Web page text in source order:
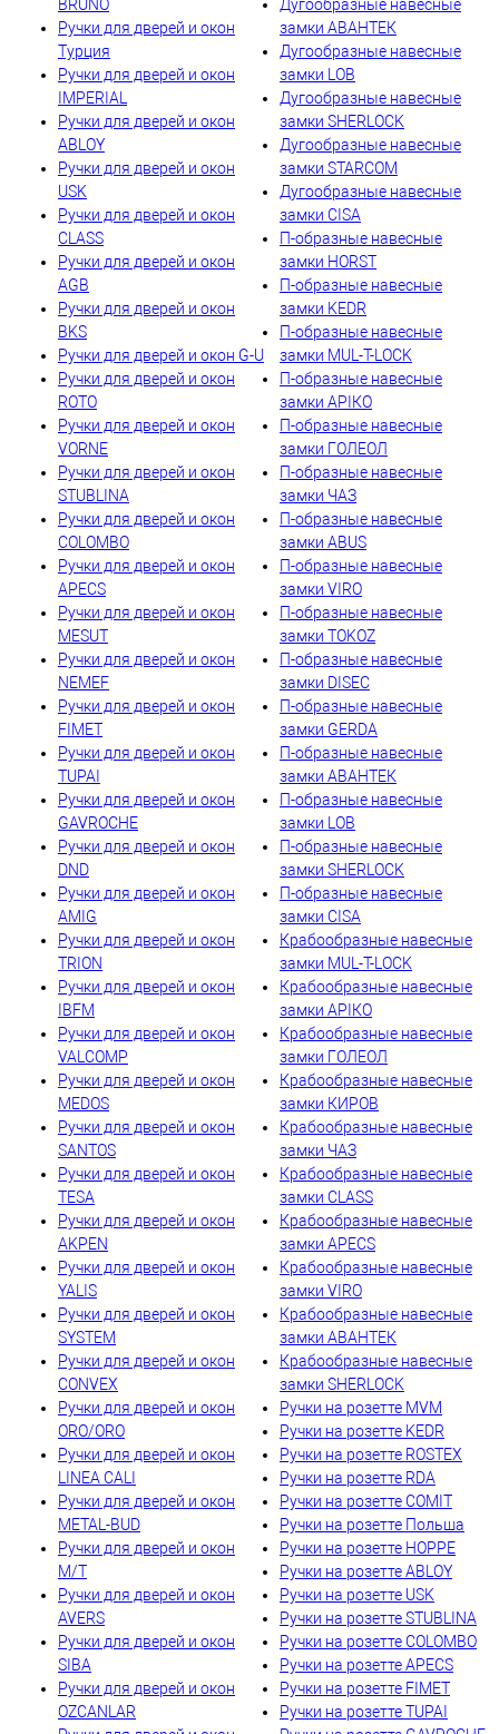
BRUNO
Ручки для дверей и окон
Турция
Ручки для дверей и окон
IMPERIAL
Ручки для дверей и окон
ABLOY
Ручки для дверей и окон
USK
Ручки для дверей и окон
CLASS
Ручки для дверей и окон
AGB
Ручки для дверей и окон
BKS
Ручки для дверей и окон G-U
Ручки для дверей и окон
ROTO
Ручки для дверей и окон
VORNE
Ручки для дверей и окон
STUBLINA
Ручки для дверей и окон
COLOMBO
Ручки для дверей и окон
APECS
Ручки для дверей и окон
MESUT
Ручки для дверей и окон
NEMEF
Ручки для дверей и окон
FIMET
Ручки для дверей и окон
TUPAI
Ручки для дверей и окон
GAVROCHE
Ручки для дверей и окон
DND
Ручки для дверей и окон
AMIG
Ручки для дверей и окон
TRION
Ручки для дверей и окон
IBFM
Ручки для дверей и окон
VALCOMP
Ручки для дверей и окон
MEDOS
Ручки для дверей и окон
SANTOS
Ручки для дверей и окон
TESA
Ручки для дверей и окон
AKPEN
Ручки для дверей и окон
YALIS
Ручки для дверей и окон
SYSTEM
Ручки для дверей и окон
CONVEX
Ручки для дверей и окон
ORO/ORO
Ручки для дверей и окон
LINEA CALI
Ручки для дверей и окон
METAL-BUD
Ручки для дверей и окон
M/T
Ручки для дверей и окон
AVERS
Ручки для дверей и окон
SIBA
Ручки для дверей и окон
OZCANLAR
Дугообразные навесные
замки АВАНТЕК
Дугообразные навесные
замки LOB
Дугообразные навесные
замки SHERLOCK
Дугообразные навесные
замки STARCOM
Дугообразные навесные
замки CISA
П-образные навесные
замки HORST
П-образные навесные
замки KEDR
П-образные навесные
замки MUL-T-LOCK
П-образные навесные
замки АРІКО
П-образные навесные
замки ГОЛЕОЛ
П-образные навесные
замки ЧАЗ
П-образные навесные
замки ABUS
П-образные навесные
замки VIRO
П-образные навесные
замки TOKOZ
П-образные навесные
замки DISEC
П-образные навесные
замки GERDA
П-образные навесные
замки АВАНТЕК
П-образные навесные
замки LOB
П-образные навесные
замки SHERLOCK
П-образные навесные
замки CISA
Крабообразные навесные
замки MUL-T-LOCK
Крабообразные навесные
замки АРІКО
Крабообразные навесные
замки ГОЛЕОЛ
Крабообразные навесные
замки КИРОВ
Крабообразные навесные
замки ЧАЗ
Крабообразные навесные
замки CLASS
Крабообразные навесные
замки APECS
Крабообразные навесные
замки VIRO
Крабообразные навесные
замки АВАНТЕК
Крабообразные навесные
замки SHERLOCK
Ручки на розетте MVM
Ручки на розетте KEDR
Ручки на розетте ROSTEX
Ручки на розетте RDA
Ручки на розетте COMIT
Ручки на розетте Польша
Ручки на розетте HOPPE
Ручки на розетте ABLOY
Ручки на розетте USK
Ручки на розетте STUBLINA
Ручки на розетте COLOMBO
Ручки на розетте APECS
Ручки на розетте FIMET
Ручки на розетте TUPAI